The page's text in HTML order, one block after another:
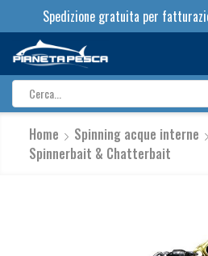
Spedizione gratuita per
input
Home Spinning acque interne
Spinnerbait & Chatterbait